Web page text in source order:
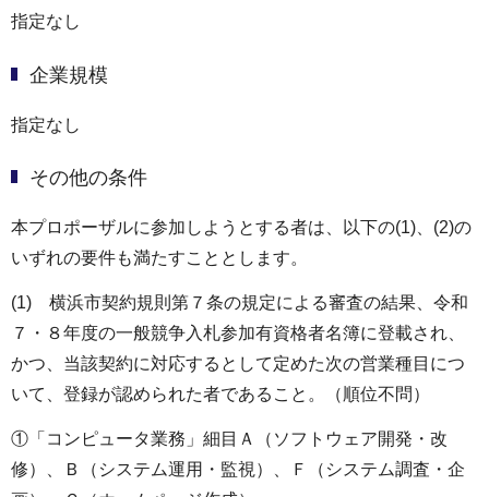
指定なし
企業規模
指定なし
その他の条件
本プロポーザルに参加しようとする者は、以下の(1)、(2)の
いずれの要件も満たすこととします。
(1) 横浜市契約規則第７条の規定による審査の結果、令和
７・８年度の一般競争入札参加有資格者名簿に登載され、
かつ、当該契約に対応するとして定めた次の営業種目につ
いて、登録が認められた者であること。（順位不問）
①「コンピュータ業務」細目Ａ（ソフトウェア開発・改
修）、Ｂ（システム運用・監視）、Ｆ（システム調査・企